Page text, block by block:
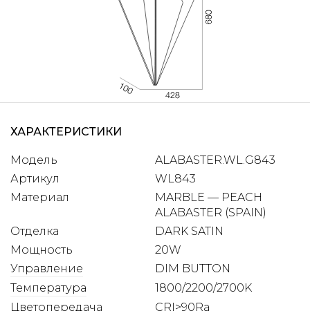
ХАРАКТЕРИСТИКИ
Артикул WL843
Модель ALABASTER.​​WL.​​G843
Отделка DARK SATIN
Материал
MARBLE — PEACH
ALABASTER (SPAIN)
Мощность 20W
Цветопередача
CRI>90Ra
Управление
DIM BUTTON
Температура
1800/2200/2700K